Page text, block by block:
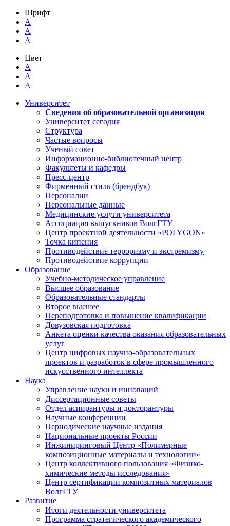
Шрифт
A
A
A
Цвет
A
A
A
Университет
Сведения об образовательной организации
Университет сегодня
Структура
Частые вопросы
Ученый совет
Информационно-библиотечный центр
Факультеты и кафедры
Пресс-центр
Фирменный стиль (брендбук)
Персоналии
Персональные данные
Медицинские услуги университета
Ассоциация выпускников ВолгГТУ
Центр проектной деятельности «POLYGON»
Точка кипения
Противодействие терроризму и экстремизму
Противодействие коррупции
Образование
Учебно-методическое управление
Высшее образование
Образовательные стандарты
Второе высшее
Переподготовка и повышение квалификации
Довузовская подготовка
Анкета оценки качества оказания образовательных
услуг
Центр цифровых научно-образовательных
проектов и разработок в сфере промышленного
искусственного интеллекта
Наука
Управление науки и инноваций
Диссертационные советы
Отдел аспирантуры и докторантуры
Научные конференции
Периодические научные издания
Национальные проекты России
Инжиниринговый Центр «Полимерные
композиционные материалы и технологии»
Центр коллективного пользования «Физико-
химические методы исследования»
Центр сертификации композитных материалов
ВолгГТУ
Развитие
Итоги деятельности университета
Программа стратегического академического